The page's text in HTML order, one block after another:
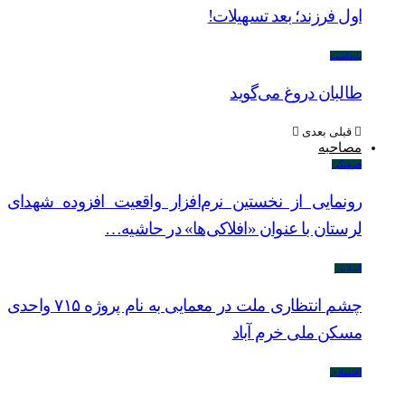
اول فرزند؛ بعد تسهیلات!
یادداشت
طالبان دروغ می‌گوید
قبلی بعدی
مصاحبه
فرهنگی
رونمایی از نخستین نرم‌افزار واقعیت افزوده شهدای
لرستان با عنوان «افلاکی‌ها» در حاشیه…
اسلایدر
چشم انتظاری ملت در معمایی به نام پروژه ۷۱۵ واحدی
مسکن ملی خرم آباد
اقتصادی